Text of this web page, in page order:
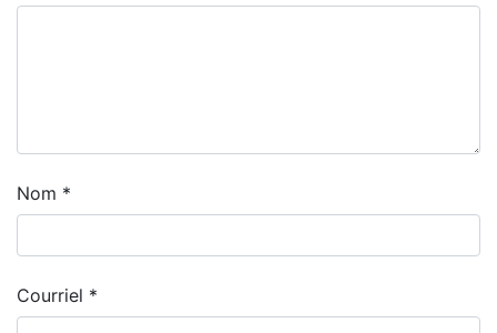
Nom *
Courriel *